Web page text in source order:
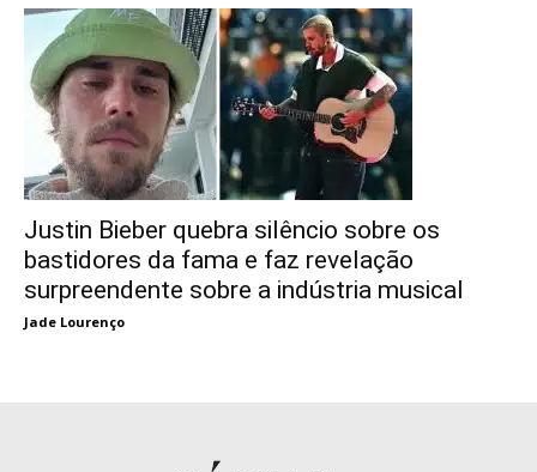
Justin Bieber quebra silêncio sobre os
bastidores da fama e faz revelação
surpreendente sobre a indústria musical
Jade Lourenço